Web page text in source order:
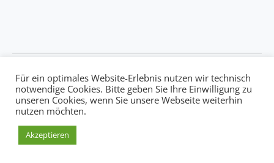
Copyright © 2026 kulturkalender-filder.de | Powered by kulturkalender-
filder.de
Für ein optimales Website-Erlebnis nutzen wir technisch
notwendige Cookies. Bitte geben Sie Ihre Einwilligung zu
unseren Cookies, wenn Sie unsere Webseite weiterhin
nutzen möchten.
Akzeptieren